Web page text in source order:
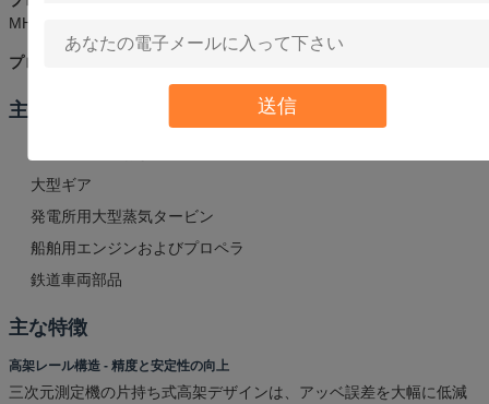
送信
MH20i/MCP/PH10T+TP20/PH10M+TP200/PH10M+SP25M/
プローブスタイラス:
主な用途
大型ギア
発電所用大型蒸気タービン
船舶用エンジンおよびプロペラ
鉄道車両部品
主な特徴
高架レール構造 - 精度と安定性の向上
三次元測定機の片持ち式高架デザインは、アッベ誤差を大幅に低減